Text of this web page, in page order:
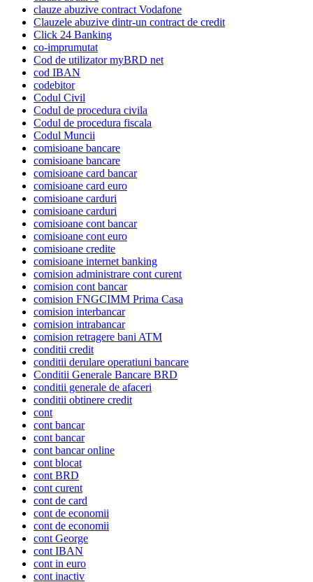
clauze abuzive contract Vodafone
Clauzele abuzive dintr-un contract de credit
Click 24 Banking
co-imprumutat
Cod de utilizator myBRD net
cod IBAN
codebitor
Codul Civil
Codul de procedura civila
Codul de procedura fiscala
Codul Muncii
comisioane bancare
comisioane bancare
comisioane card bancar
comisioane card euro
comisioane carduri
comisioane carduri
comisioane cont bancar
comisioane cont euro
comisioane credite
comisioane internet banking
comision administrare cont curent
comision cont bancar
comision FNGCIMM Prima Casa
comision interbancar
comision intrabancar
comision retragere bani ATM
conditii credit
conditii derulare operatiuni bancare
Conditii Generale Bancare BRD
conditii generale de afaceri
conditii obtinere credit
cont
cont bancar
cont bancar
cont bancar online
cont blocat
cont BRD
cont curent
cont de card
cont de economii
cont de economii
cont George
cont IBAN
cont in euro
cont inactiv